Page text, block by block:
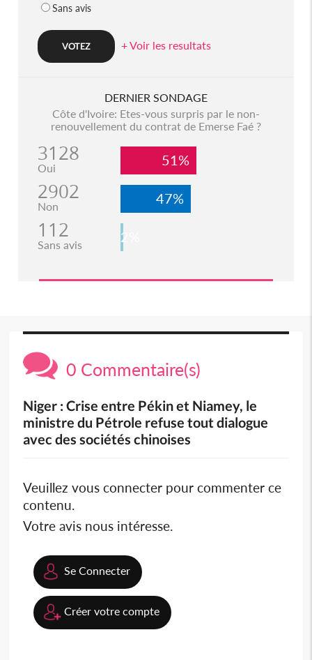
Sans avis
+ Voir les resultats
DERNIER SONDAGE
Côte d'Ivoire: Etes-vous surpris par le non-
renouvellement du contrat de Emerse Faé ?
3128
Oui 51%
2902
Non 47%
112
Sans avis 2%
0 Commentaire(s)
Niger : Crise entre Pékin et Niamey, le
ministre du Pétrole refuse tout dialogue
avec des sociétés chinoises
Veuillez vous connecter pour commenter ce
contenu.
Votre avis nous intéresse.
Se Connecter
Créer votre compte